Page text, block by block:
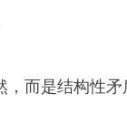
而是结构性矛